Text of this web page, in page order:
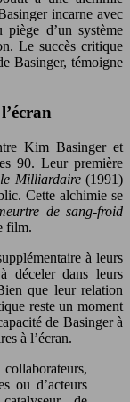
incarne avec
piège d’un système
Le succès critique
Basinger, témoigne
Kim Basinger et
90. Leur première
le Milliardaire(1991)
Cette alchimie se
de sang-froid
film.
à leurs
déceler dans leurs
que leur relation
reste un moment
de Basinger à
à l’écran.
ou d’acteurs